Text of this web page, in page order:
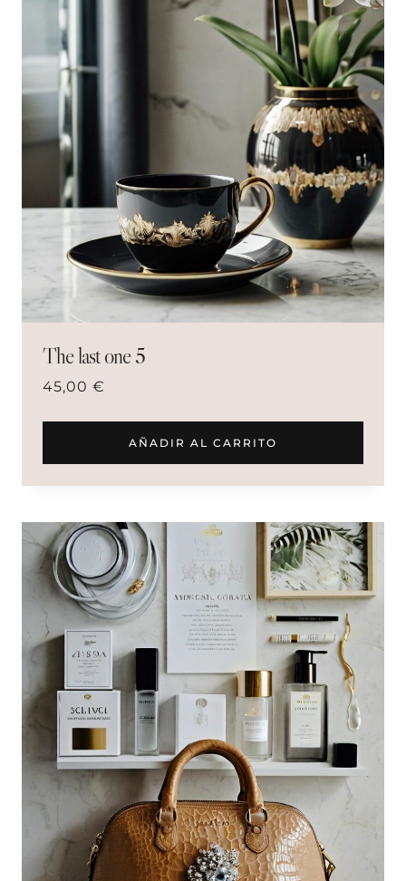
The last one 5
45,00 €
AÑADIR AL CARRITO